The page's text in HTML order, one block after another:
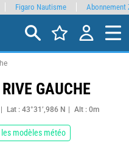
GAUCHE
Lat : 43°31’,986 N Alt : 0m
modèles météo
Figaro Nautisme Abonnement